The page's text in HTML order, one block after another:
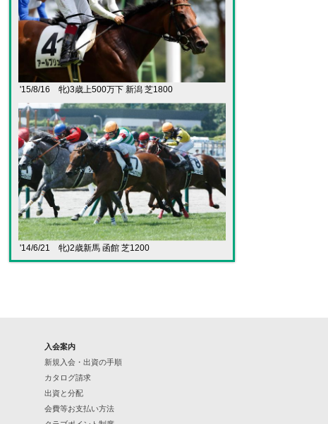
'15/8/16 牝)3歳上500万下 新潟 芝1800
'14/6/21 牝)2歳新馬 函館 芝1200
入会案内
新規入会・出資の手順
カタログ請求
出資と分配
会費等お支払い方法